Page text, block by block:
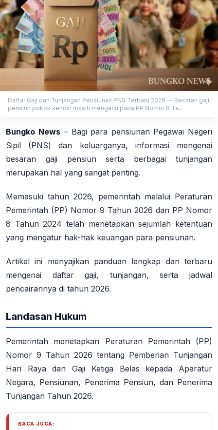
Daftar Gaji dan Tunjangan Pensiunan PNS Terbaru 2026 — Besaran gaji
pensiun pokok sendiri masih mengacu pada PP Nomor 8 Ta...
Bungko News– Bagi para pensiunan Pegawai Negeri
Sipil (PNS) dan keluarganya, informasi mengenai
besaran gaji pensiun serta berbagai tunjangan
merupakan hal yang sangat penting.
Memasuki tahun 2026, pemerintah melalui Peraturan
Pemerintah (PP) Nomor 9 Tahun 2026 dan PP Nomor
8 Tahun 2024 telah menetapkan sejumlah ketentuan
yang mengatur hak-hak keuangan para pensiunan.
Artikel ini menyajikan panduan lengkap dan terbaru
mengenai daftar gaji, tunjangan, serta jadwal
pencairannya di tahun 2026.
Landasan Hukum
Pemerintah menetapkan Peraturan Pemerintah (PP)
Nomor 9 Tahun 2026 tentang Pemberian Tunjangan
Hari Raya dan Gaji Ketiga Belas kepada Aparatur
Negara, Pensiunan, Penerima Pensiun, dan Penerima
Tunjangan Tahun 2026.
BACA JUGA: